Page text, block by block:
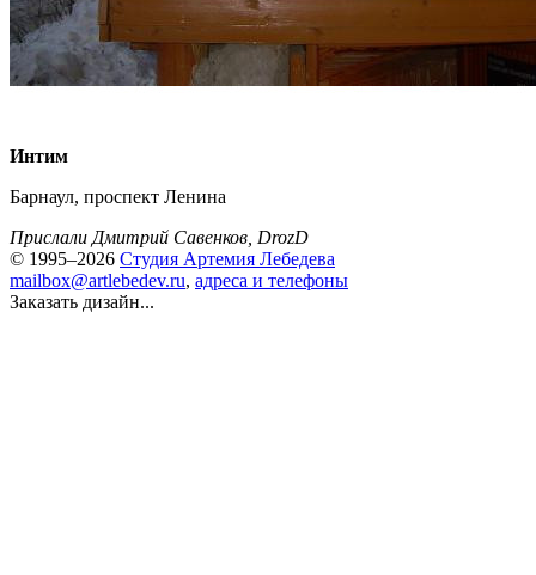
Интим
Барнаул, проспект Ленина
Прислали Дмитрий Савенков, DrozD
© 1995–2026 Студия Артемия Лебедева
mailbox@artlebedev.ru, адреса и телефоны
Заказать дизайн...